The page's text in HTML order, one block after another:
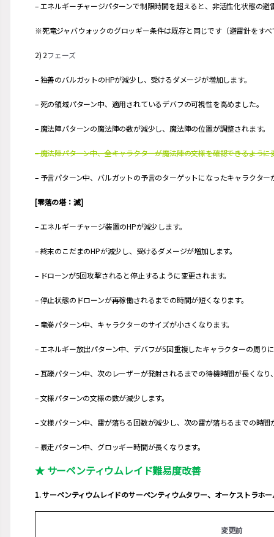
– エネルギーチャージパターンで制限時間を超えると、非活性化状態の
※死竜ジャバウォックのグロッギー条件は既存と同じです（避雷針をす
2) 2フェーズ
– 独善のバルガットのHPが減少し、受けるダメージが増加します。
– 死の領域パターン中、適用されているデバフの可視性を高めました。
– 魔法陣パターンの魔法陣の数が減少し、魔法陣の位置が調整されます。
– 魔法陣パターン中、全キャラクターが魔法陣の文様を確認できるように
– 予言パターン中、バルガットの予言のターゲットになったキャラクタ
[零落の塔：滅]
– エネルギーチャージ装置のHPが減少します。
– 終末のこだまのHPが減少し、受けるダメージが増加します。
– ドローンが5回攻撃されると停止するように変更されます。
– 停止状態のドローンが再稼働されるまでの時間が短くなります。
– 竜巻パターン中、キャラクターのサイズが小さくなります。
– エネルギー放出パターン中、デバフが5回重複したキャラクターの周
– 瓦礫パターン中、次のレーザーが発射されるまでの待機時間が長くな
– 文様パターンの文様の数が減少します。
– 文様パターン中、雷が落ちる回数が減少し、次の雷が落ちるまでの時
– 暴走パターン中、グロッギー時間が長くなります。
★ サーペンティウムレイド難易度改善
1. サーペンティウムレイドのサーペンティウムタワー、オーケストラホ
変更前